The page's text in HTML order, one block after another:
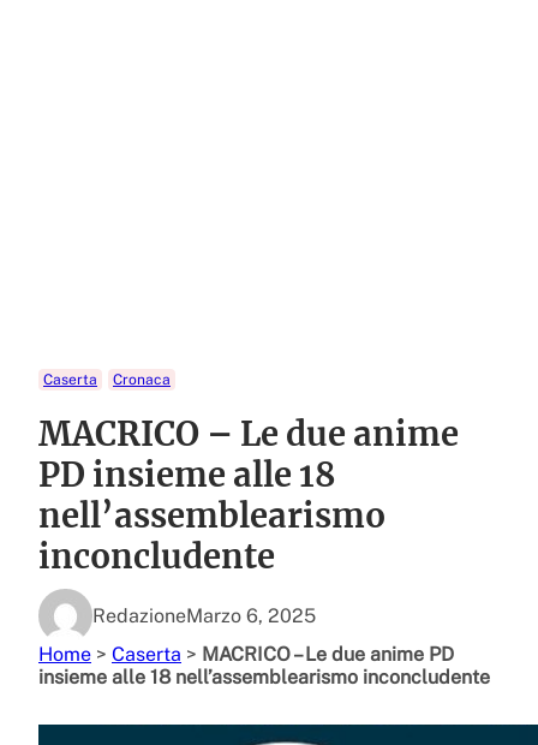
Caserta Cronaca
MACRICO – Le due anime
PD insieme alle 18
nell’assemblearismo
inconcludente
RedazioneMarzo 6, 2025
Home > Caserta > MACRICO – Le due anime PD
insieme alle 18 nell’assemblearismo inconcludente